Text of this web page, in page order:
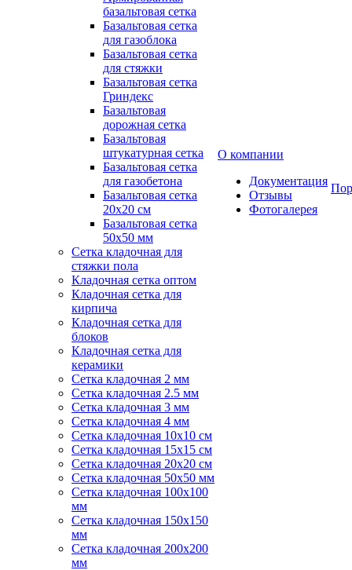
базальтовая сетка
Базальтовая сетка
для газоблока
Базальтовая сетка
для стяжки
Базальтовая сетка
Гриндекс
Базальтовая
дорожная сетка
Базальтовая
штукатурная сетка
Базальтовая сетка
для газобетона
Базальтовая сетка
20x20 см
Базальтовая сетка
50x50 мм
Сетка кладочная для
стяжки пола
Кладочная сетка оптом
Кладочная сетка для
кирпича
Кладочная сетка для
блоков
Кладочная сетка для
керамики
Сетка кладочная 2 мм
Сетка кладочная 2.5 мм
Сетка кладочная 3 мм
Сетка кладочная 4 мм
Сетка кладочная 10x10 см
Сетка кладочная 15x15 см
Сетка кладочная 20x20 см
Сетка кладочная 50x50 мм
Сетка кладочная 100x100
мм
Сетка кладочная 150x150
мм
Сетка кладочная 200x200
мм
О компании
Документация
Отзывы
Фотогалерея